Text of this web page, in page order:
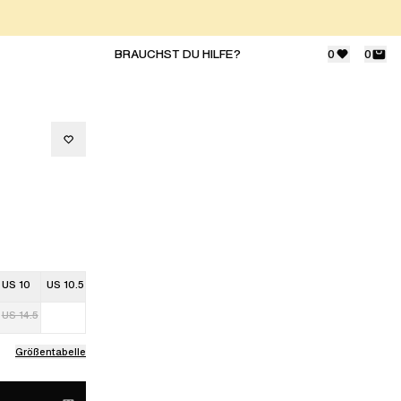
BRAUCHST DU HILFE? 0 0
US 10 US 10.5
US 14.5
Größentabelle